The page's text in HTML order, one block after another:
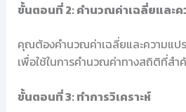
ขั้นตอนที่ 2: คำนวณค่าเฉลี่ยและ
คุณต้องคำนวณค่าเฉลี่ยและความแป
เพื่อใช้ในการคำนวณค่าทางสถิติที่ส
ขั้นตอนที่ 3: ทำการวิเคราะห์